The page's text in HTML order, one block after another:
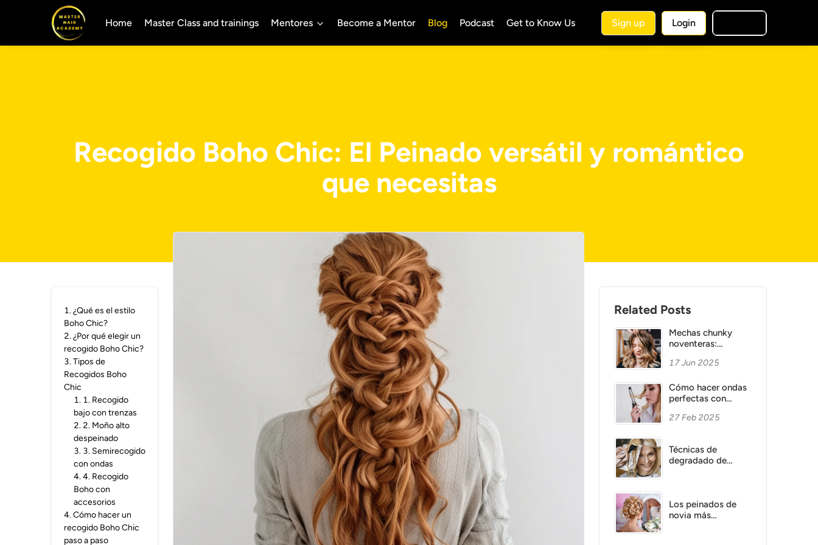
Home Master Class and trainings Mentores Become a Mentor Blog Podcast Get to Know Us Sign up Login
Recogido Boho Chic: El Peinado versátil y romántico
que necesitas
1.¿Qué es el estilo
Boho Chic?
2.¿Por qué elegir un
recogido Boho Chic?
3.Tipos de
Recogidos Boho
Chic
1. 1. Recogido
bajo con trenzas
2. 2. Moño alto
despeinado
3. 3. Semirecogido
con ondas
4.4. Recogido
Boho con
accesorios
4.Cómo hacer un
recogido Boho Chic
paso a paso
Related Posts
Mechas chunky
noventeras:
consejos
17 Jun 2025
Cómo hacer ondas
perfectas con
Guía completa
27 Feb 2025
Técnicas de
degradado de
tendencias de
coloración capilar
Los peinados de
novia más